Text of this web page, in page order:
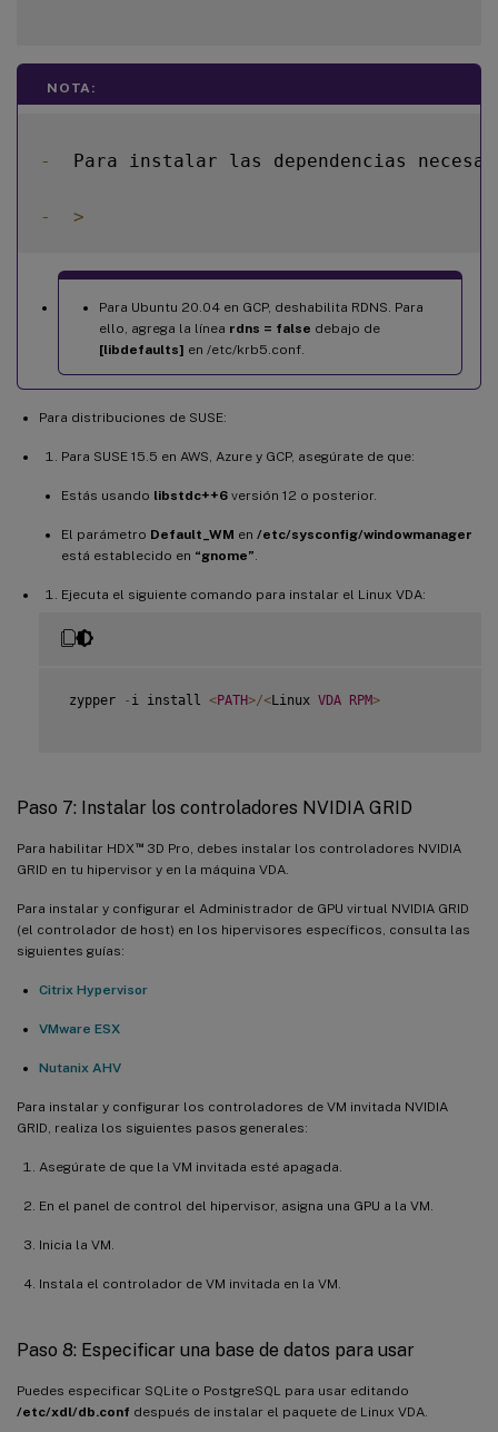
NOTA:
-
Para instalar las dependencias
- >
Para Ubuntu 20.04 en GCP, deshabilita RDNS. Para
ello, agrega la línea rdns = false debajo de
[libdefaults] en /etc/krb5.conf.
Para distribuciones de SUSE:
Para SUSE 15.5 en AWS, Azure y GCP, asegúrate de que:
Estás usando libstdc++6 versión 12 o posterior.
El parámetro Default_WM en /etc/sysconfig/windowmanager
está establecido en “gnome”
Ejecuta el siguiente comando para instalar el Linux VDA:
zypper - i install <PATH>/<Linux VDA RPM>
Paso 7: Instalar los controladores NVIDIA GRID
Para habilitar HDX ™3D Pro, debes instalar los controladores NVIDIA
GRID en tu hipervisor y en la máquina VDA.
Para instalar y configurar el Administrador de GPU virtual NVIDIA GRID
(el controlador de host) en los hipervisores específicos, consulta las
siguientes guías:
Citrix Hypervisor
VMware ESX
Nutanix AHV
Para instalar y configurar los controladores de VM invitada NVIDIA
GRID, realiza los siguientes pasos generales:
Asegúrate de que la VM invitada esté apagada.
En el panel de control del hipervisor, asigna una GPU a la VM.
Inicia la VM.
Instala el controlador de VM invitada en la VM.
Paso 8: Especificar una base de datos para usar
Puedes especificar SQLite o PostgreSQL para usar editando
/etc/xdl/db.conf después de instalar el paquete de Linux VDA.